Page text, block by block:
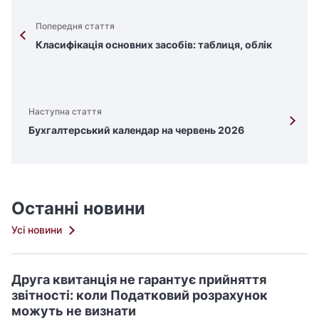
Попередня стаття
Класифікація основних засобів: таблиця, облік
Наступна стаття
Бухгалтерський календар на червень 2026
Останні новини
Усі новини
Друга квитанція не гарантує прийняття
звітності: коли Податковий розрахунок
можуть не визнати